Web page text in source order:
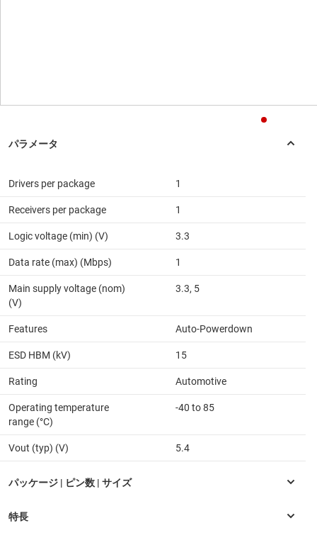
Drivers per package 1
Receivers per package 1
Logic voltage (min) (V) 3.3
Data rate (max) (Mbps) 1
Main supply voltage (nom)
(V)
3.3, 5
Features Auto-Powerdown
ESD HBM (kV) 15
Rating Automotive
Operating temperature
range (°C)
-40 to 85
Vout (typ) (V) 5.4